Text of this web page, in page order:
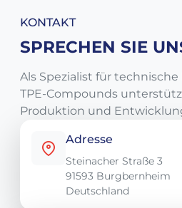
KONTAKT
SPRECHEN SIE
Als Spezialist für
TPE-Compounds
Produktion und
Adresse
Steinacher Straße 3
91593 Burgbernheim
Deutschland